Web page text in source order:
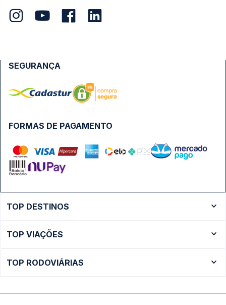
FORMAS DE PAGAMENTO
SEGURANÇA
TOP DESTINOS
Ônibus São Paulo
TOP VIAÇÕES
TOP RODOVIÁRIAS